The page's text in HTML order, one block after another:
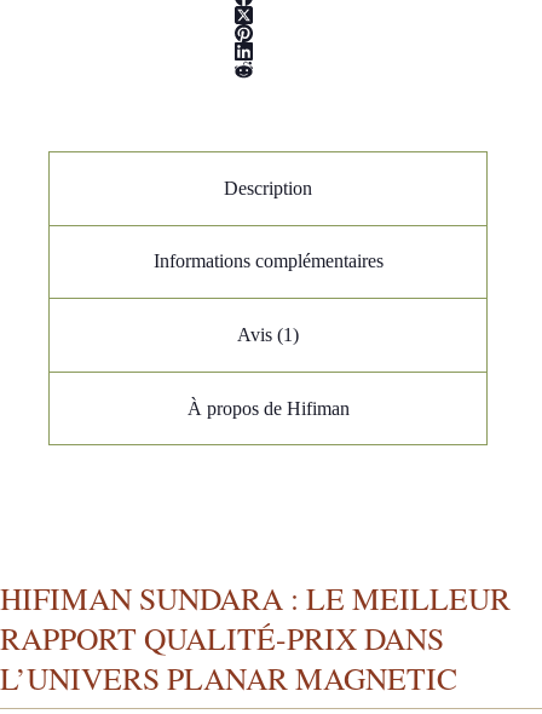
Description
Informations complémentaires
Avis (1)
À propos de Hifiman
HIFIMAN SUNDARA : LE MEILLEUR
RAPPORT QUALITÉ-PRIX DANS
L’UNIVERS PLANAR MAGNETIC